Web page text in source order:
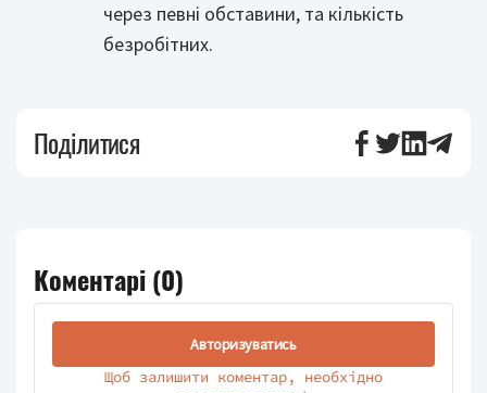
через певні обставини, та кількість
безробітних.
Поділитися
Коментарі (0)
Щоб залишити коментар, необхідно
Авторизуватись